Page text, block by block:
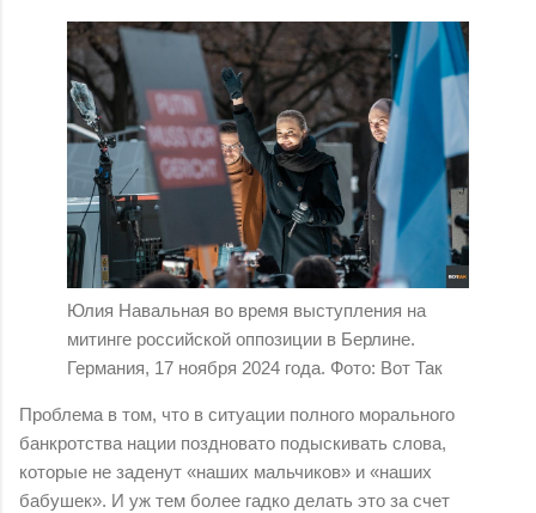
Юлия Навальная во время выступления на
митинге российской оппозиции в Берлине.
Германия, 17 ноября 2024 года. Фото: Вот Так
Проблема в том, что в ситуации полного морального
банкротства нации поздновато подыскивать слова,
которые не заденут «наших мальчиков» и «наших
бабушек». И уж тем более гадко делать это за счет